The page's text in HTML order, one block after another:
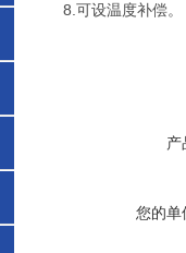
8.可设温度补偿。
产
您的单